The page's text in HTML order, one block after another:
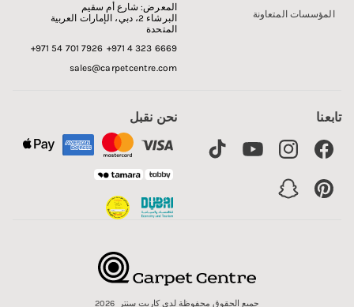
المؤسسات المتعاونة
المعرض:شارع أم سقيم
البرشاء 2، دبي، الإمارات العربية
المتحدة
+971 4 323 6669
+971 54 701 7926
sales@carpetcentre.com
تابعنا
Facebook
Instagram
YouTube
TikTok
Pinterest
Snapchat
نحن نقبل
جميع الحقوق محفوظة لدى كاربت سنتر 2026